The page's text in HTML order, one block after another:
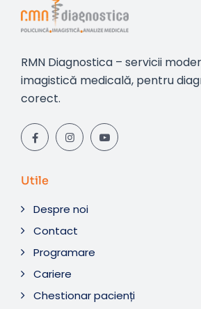
RMN Diagnostica – servicii
imagistică medicală, pentru
corect.
Utile
Despre noi
Contact
Programare
Cariere
Chestionar pacienți